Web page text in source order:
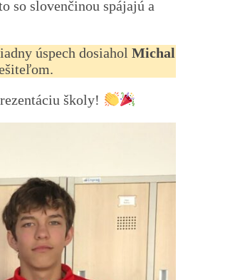
so slovenčinou spájajú a
úspech dosiahol Michal
školy!